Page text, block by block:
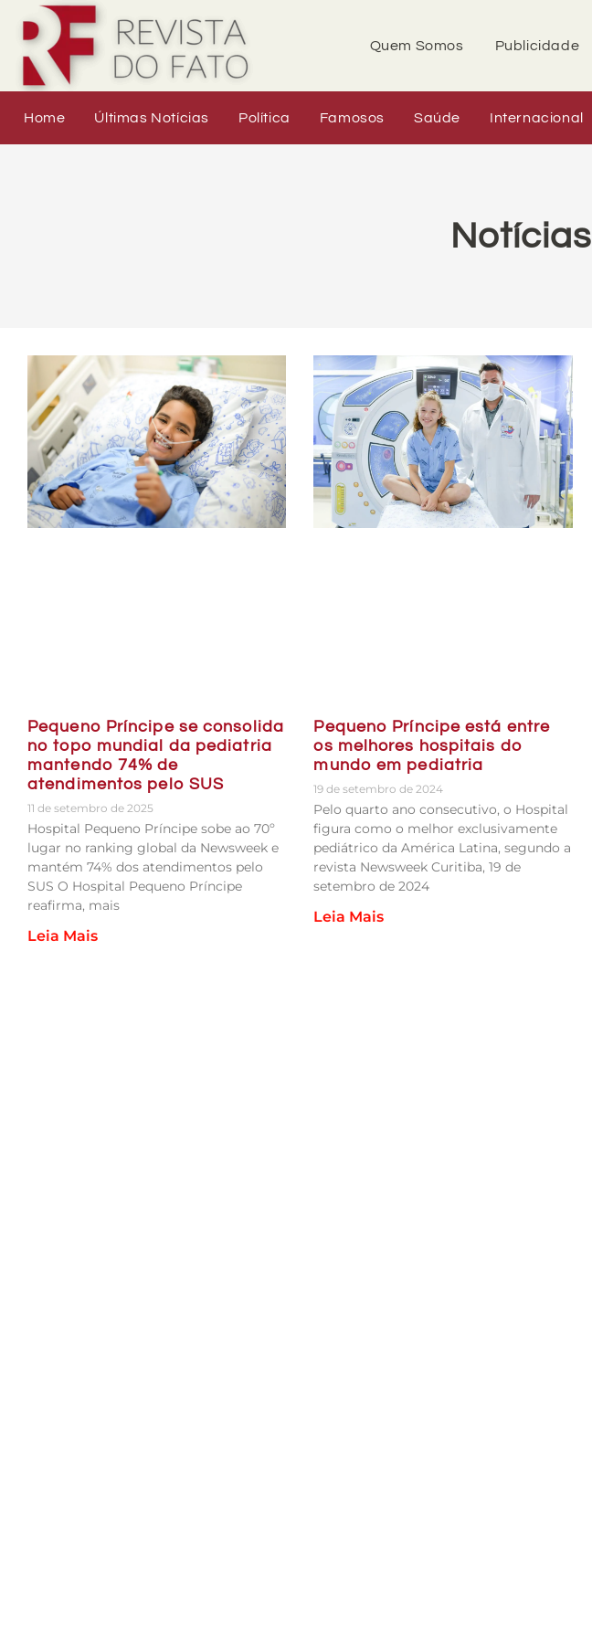
Quem Somos Publicidade
Home Últimas Notícias Política Famosos Saúde Internacional
Notícias
Pequeno Príncipe se consolida
no topo mundial da pediatria
mantendo 74% de
atendimentos pelo SUS
11 de setembro de 2025
Hospital Pequeno Príncipe sobe ao 70º
lugar no ranking global da Newsweek e
mantém 74% dos atendimentos pelo
SUS O Hospital Pequeno Príncipe
reafirma, mais
Leia Mais
Pequeno Príncipe está entre
os melhores hospitais do
mundo em pediatria
19 de setembro de 2024
Pelo quarto ano consecutivo, o Hospital
figura como o melhor exclusivamente
pediátrico da América Latina, segundo a
revista Newsweek Curitiba, 19 de
setembro de 2024
Leia Mais